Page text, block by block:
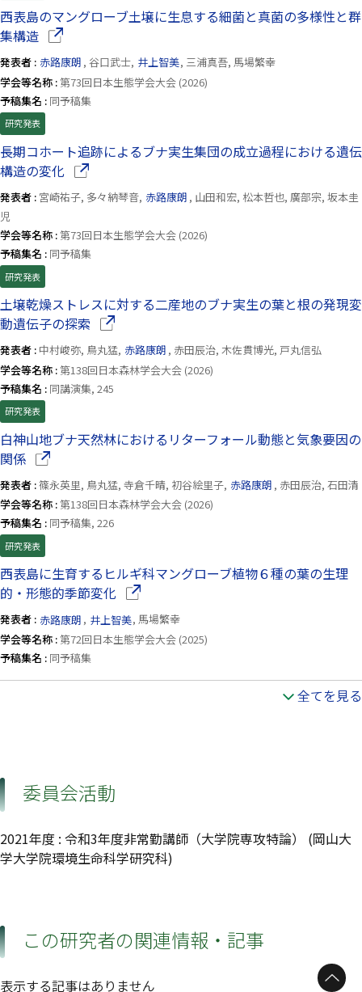
西表島のマングローブ土壌に生息する細菌と真菌の多様性と群
集構造（別ウインドウで開きます）
発表者 : 赤路康朗 , 谷口武士, 井上智美, 三浦真吾, 馬場繁幸
学会等名称 :第73回日本生態学会大会 (2026)
予稿集名 : 同予稿集
研究発表
長期コホート追跡によるブナ実生集団の成立過程における遺伝
構造の変化 （別ウインドウで開きます）
発表者 : 宮崎祐子, 多々納琴音, 赤路康朗 , 山田和宏, 松本哲也, 廣部宗, 坂本圭
児
学会等名称 :第73回日本生態学会大会 (2026)
予稿集名 : 同予稿集
研究発表
土壌乾燥ストレスに対する二産地のブナ実生の葉と根の発現変
動遺伝子の探索 （別ウインドウで開きます）
発表者 : 中村峻弥, 鳥丸猛, 赤路康朗 , 赤田辰治, 木佐貫博光, 戸丸信弘
学会等名称 :第138回日本森林学会大会 (2026)
予稿集名 : 同講演集, 245
研究発表
白神山地ブナ天然林におけるリターフォール動態と気象要因の
関係（別ウインドウで開きます）
発表者 :篠永英里, 鳥丸猛, 寺倉千晴, 初谷絵里子, 赤路康朗 , 赤田辰治, 石田清
学会等名称 :第138回日本森林学会大会 (2026)
予稿集名 : 同予稿集, 226
研究発表
西表島に生育するヒルギ科マングローブ植物６種の葉の生理
的・形態的季節変化 （別ウインドウで開きます）
発表者 : 赤路康朗 , 井上智美, 馬場繁幸
学会等名称 :第72回日本生態学会大会 (2025)
予稿集名 : 同予稿集
全てを見る
委員会活動
2021年度 : 令和3年度非常勤講師（大学院専攻特論）
(岡山大
学大学院環境生命科学研究科)
この研究者の関連情報・記事
表示する記事はありません